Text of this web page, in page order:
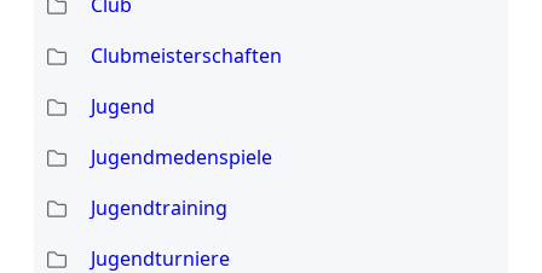
Clubmeisterschaften
Jugend
Jugendmedenspiele
Jugendtraining
Jugendturniere